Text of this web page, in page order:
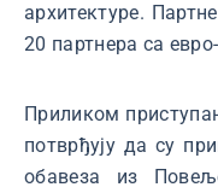
архитектуре.
20 партнера са
Приликом
потврђују да су
обавеза из